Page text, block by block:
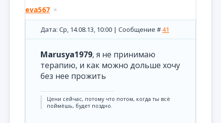
eva567
Дата: Ср, 14.08.13, 10:00 | Сообщение #41
Marusya1979, я не принимаю
терапию, и как можно дольше хочу
без нее прожить
Цени сейчас, потому что потом, когда ты всё
поймёшь, будет поздно.